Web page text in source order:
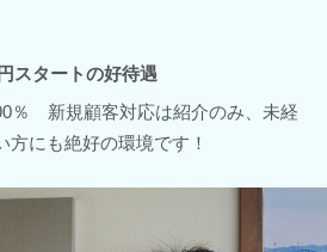
スタートの好待遇
％ 新規顧客対応は紹介のみ、未経
にも絶好の環境です！